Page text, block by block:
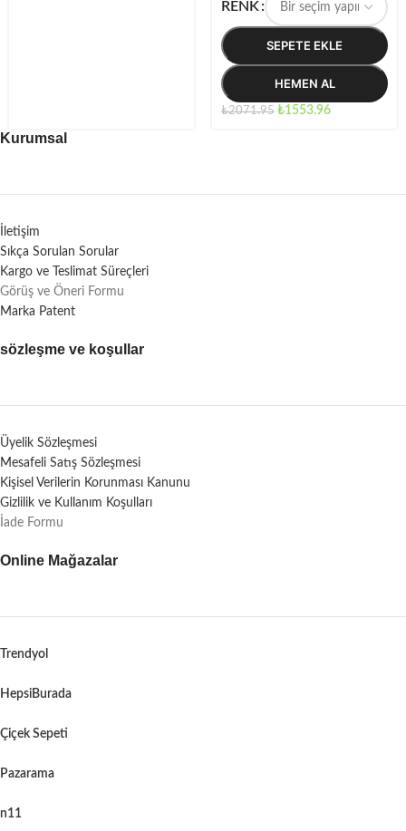
RENK
SEPETE EKLE
HEMEN AL
₺2071.95 ₺1553.96
Kurumsal
İletişim
Sıkça Sorulan Sorular
Kargo ve Teslimat Süreçleri
Görüş ve Öneri Formu
Marka Patent
sözleşme ve koşullar
Üyelik Sözleşmesi
Mesafeli Satış Sözleşmesi
Kişisel Verilerin Korunması Kanunu
Gizlilik ve Kullanım Koşulları
İade Formu
Online Mağazalar
Trendyol
HepsiBurada
Çiçek Sepeti
Pazarama
n11